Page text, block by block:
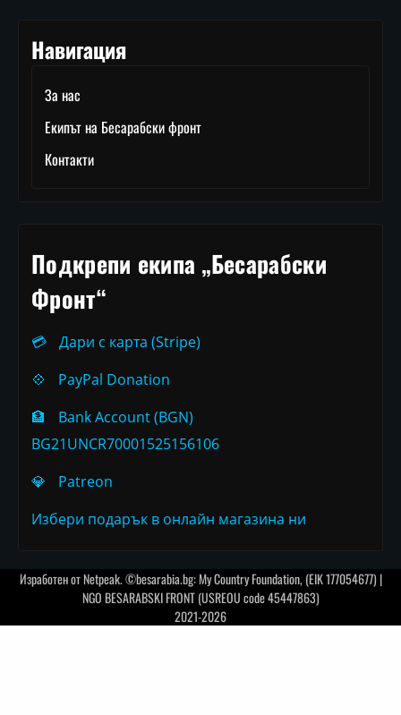
Навигация
За нас
Екипът на Бесарабски фронт
Контакти
Подкрепи екипа „Бесарабски
Фронт“
💳
Дари с карта (Stripe)
💠
PayPal Donation
🏦
Bank Account (BGN)
BG21UNCR70001525156106
💎
Patreon
Избери подарък в онлайн магазина ни
Изработен отNetpeak. ©besarabia.bg: My Country Foundation, (EIK 177054677) |
NGO BESARABSKI FRONT (USREOU code 45447863)
2021-2026